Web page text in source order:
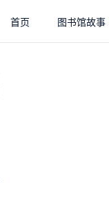
首页 图书馆故事